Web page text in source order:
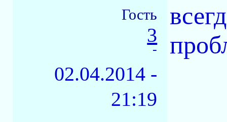
Гость
3
-
02.04.2014 -
21:19